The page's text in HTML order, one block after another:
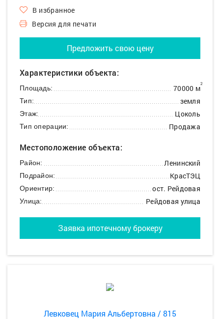
В избранное
Версия для печати
Предложить свою цену
Характеристики объекта:
Площадь: 70000 м2
Тип: земля
Этаж: Цоколь
Тип операции: Продажа
Местоположение объекта:
Район: Ленинский
Подрайон: КрасТЭЦ
Ориентир: ост. Рейдовая
Улица: Рейдовая улица
Заявка ипотечному брокеру
Левковец Мария Альбертовна / 815